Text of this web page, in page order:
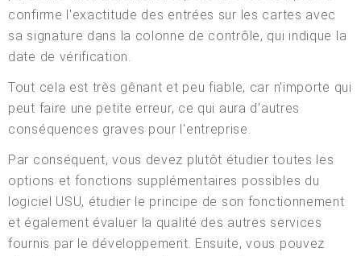
confirme l'exactitude des entrées sur les cartes avec
sa signature dans la colonne de contrôle, qui indique la
date de vérification.
Tout cela est très gênant et peu fiable, car n'importe qui
peut faire une petite erreur, ce qui aura d'autres
conséquences graves pour l'entreprise.
Par conséquent, vous devez plutôt étudier toutes les
options et fonctions supplémentaires possibles du
logiciel USU, étudier le principe de son fonctionnement
et également évaluer la qualité des autres services
fournis par le développement. Ensuite, vous pouvez